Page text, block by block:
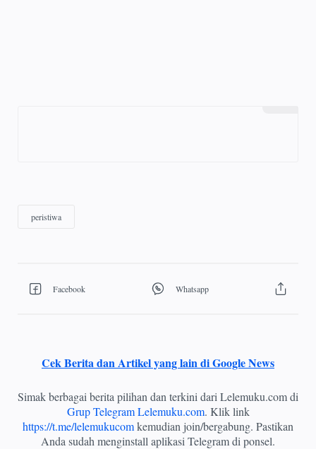
Cek Berita dan Artikel yang lain di Google News
Simak berbagai berita pilihan dan terkini dari Lelemuku.com di
Grup Telegram Lelemuku.com. Klik link
https://t.me/lelemukucomkemudian join/bergabung. Pastikan
Anda sudah menginstall aplikasi Telegram di ponsel.